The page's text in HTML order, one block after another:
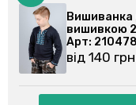
Вишиванка для
вишивкою
Арт: 210478303
від 140 грн